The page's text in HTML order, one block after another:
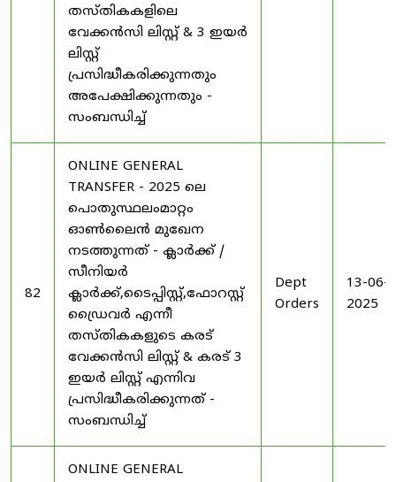
തസ്തികകളിലെ
വേക്കൻസി ലിസ്റ്റ് & 3 ഇയർ
ലിസ്റ്റ്
പ്രസിദ്ധീകരിക്കുന്നതും
അപേക്ഷിക്കുന്നതും -
സംബന്ധിച്ച്
82
ONLINE GENERAL
TRANSFER - 2025 ലെ
പൊതുസ്ഥലംമാറ്റം
ഓൺലൈൻ മുഖേന
നടത്തുന്നത് - ക്ലാർക്ക് /
സീനിയർ
ക്ലാർക്ക്,ടൈപ്പിസ്റ്റ്,ഫോറസ്റ്റ്
ഡ്രൈവർ എന്നീ
തസ്തികകളുടെ കരട്
വേക്കൻസി ലിസ്റ്റ് & കരട് 3
ഇയർ ലിസ്റ്റ് എന്നിവ
പ്രസിദ്ധീകരിക്കുന്നത് -
സംബന്ധിച്ച്
Dept
Orders
13-06-
2025
ONLINE GENERAL